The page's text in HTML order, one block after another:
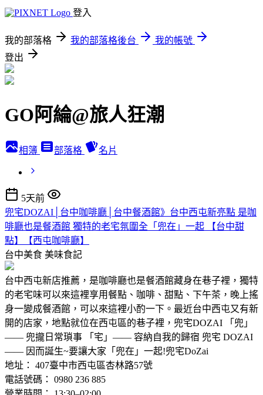
登入
我的部落格 我的部落格後台
我的帳號
登出
GO阿綸@旅人狂潮
相簿 部落格 名片
5天前
兜宅DOZAI│台中咖啡廳│台中餐酒館》台中西屯新亮點 是咖
啡廳也是餐酒館 獨特的老宅氛圍全「兜在」一起 【台中甜
點】【西屯咖啡廳】
台中美食 美味食記
台中西屯新店推薦，是咖啡廳也是餐酒館藏身在巷子裡，獨特
的老宅味可以來這裡享用餐點、咖啡、甜點、下午茶，晚上搖
身一變成餐酒館，可以來這裡小酌一下。最近台中西屯又有新
開的店家，地點就位在西屯區的巷子裡，兜宅DOZAI 「兜」
—— 兜攏日常瑣事 「宅」—— 容納自我的歸宿 ​​兜宅 DOZAI
—— 因而誕生~要讓大家「兜在」一起!兜宅DoZai
地址： 407臺中市西屯區杏林路57號
電話號碼： 0980 236 885